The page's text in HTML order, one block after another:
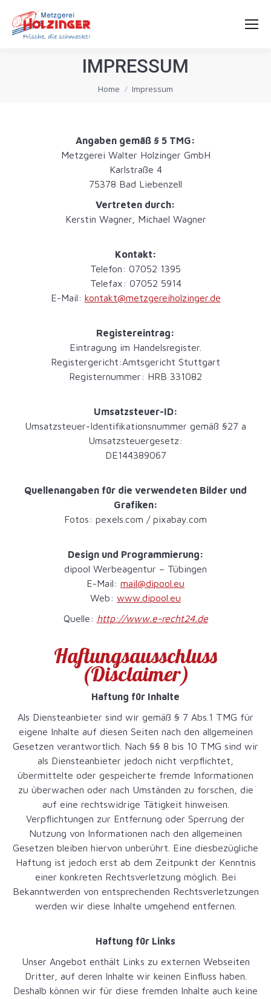
IMPRESSUM
You are here:
Home Impressum
Angaben gemäß § 5 TMG:
Metzgerei Walter Holzinger GmbH
Karlstraße 4
75378 Bad Liebenzell
Vertreten durch:
Kerstin Wagner, Michael Wagner
Kontakt:
Telefon: 07052 1395
Telefax: 07052 5914
E-Mail: kontakt@metzgereiholzinger.de
Registereintrag:
Eintragung im Handelsregister.
Registergericht:Amtsgericht Stuttgart
Registernummer: HRB 331082
Umsatzsteuer-ID:
Umsatzsteuer-Identifikationsnummer gemäß §27 a
Umsatzsteuergesetz:
DE144389067
Quellenangaben für die verwendeten Bilder und
Grafiken:
Fotos: pexels.com / pixabay.com
Design und Programmierung:
dipool Werbeagentur – Tübingen
E-Mail: mail@dipool.eu
Web: www.dipool.eu
Quelle: http://www.e-recht24.de
Haftungsausschluss
(Disclaimer)
Haftung für Inhalte
Als Diensteanbieter sind wir gemäß § 7 Abs.1 TMG für
eigene Inhalte auf diesen Seiten nach den allgemeinen
Gesetzen verantwortlich. Nach §§ 8 bis 10 TMG sind wir
als Diensteanbieter jedoch nicht verpflichtet,
übermittelte oder gespeicherte fremde Informationen
zu überwachen oder nach Umständen zu forschen, die
auf eine rechtswidrige Tätigkeit hinweisen.
Verpflichtungen zur Entfernung oder Sperrung der
Nutzung von Informationen nach den allgemeinen
Gesetzen bleiben hiervon unberührt. Eine diesbezügliche
Haftung ist jedoch erst ab dem Zeitpunkt der Kenntnis
einer konkreten Rechtsverletzung möglich. Bei
Bekanntwerden von entsprechenden Rechtsverletzungen
werden wir diese Inhalte umgehend entfernen.
Haftung für Links
Unser Angebot enthält Links zu externen Webseiten
Dritter, auf deren Inhalte wir keinen Einfluss haben.
Deshalb können wir für diese fremden Inhalte auch keine